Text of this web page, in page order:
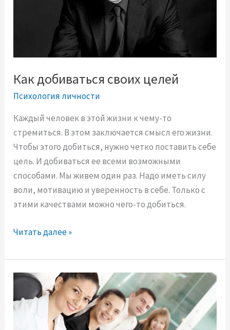
т
в
е
к
т
у
и
к
а
е
е
в
Как добиваться своих целей
Психология личности
Каждый человек в этой жизни к чему-то
стремиться. В этом заключается смысл его жизни.
Чтобы этого добиться, нужно четко поставить себе
цель. И добиваться ее всеми возможными
способами. Мы живем один раз. Надо иметь силу
воли, мотивацию и уверенность в себе. Только с
этими качествами можно чего-то добиться.
К
к
д
б
Читать далее »